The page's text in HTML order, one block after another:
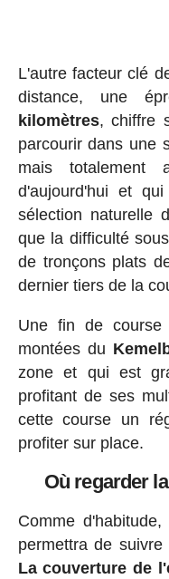
L'autre facteur clé
distance, une
kilomètres, chiffre
parcourir dans une
mais totalement
d'aujourd'hui et
sélection naturelle
que la difficulté
de tronçons plats
dernier tiers de la
Une fin de course
montées du
zone et qui est
profitant de ses
cette course un
profiter sur place.
Où regarder
Comme
permettra de
La couverture de